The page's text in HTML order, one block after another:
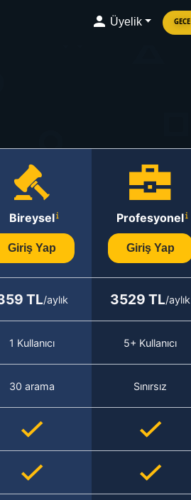
Üyelik GECE
Bireysel
Giriş Yap
Profesyonel
Giriş Yap
TL/aylık 3529 TL/aylık
1 Kullanıcı 5+ Kullanıcı
30 arama Sınırsız